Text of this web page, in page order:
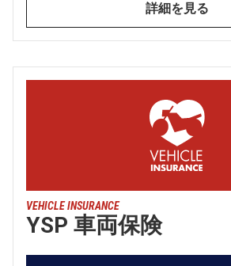
詳細を見る
VEHICLE INSURANCE
YSP 車両保険